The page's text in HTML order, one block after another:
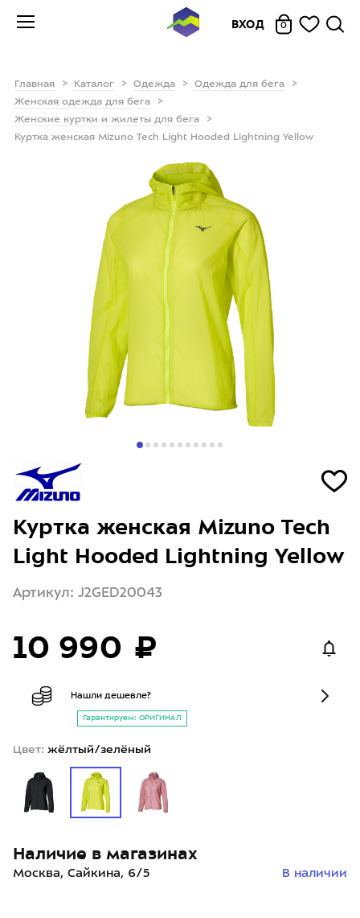
ВХОД 0
Главная Каталог Одежда
Одежда для бега
Женская одежда для бега
Женские куртки и жилеты для бега
Куртка женская Mizuno Tech Light Hooded Lightning Yellow
Куртка женская Mizuno Tech
Light Hooded Lightning Yellow
Артикул: J2GED20043
10 990 ₽
Нашли дешевле?
Гарантируем: ОРИГИНАЛ
Цвет: жёлтый/зелёный
Наличие в магазинах
Москва, Сайкина, 6/5 В наличии